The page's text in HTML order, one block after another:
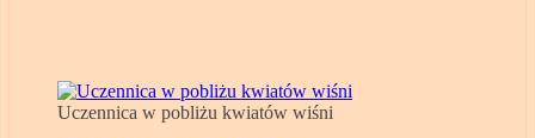
Uczennica w pobliżu kwiatów wiśni